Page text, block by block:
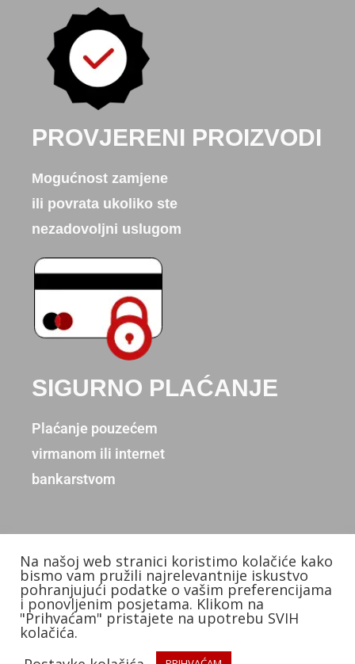
PROVJERENI PROIZVODI
Mogućnost zamjene
ili povrata ukoliko ste
nezadovoljni uslugom
SIGURNO PLAĆANJE
Plaćanje pouzećem
virmanom ili internet
bankarstvom
Copyright © 2026. Donum d.o.o.
Izradio: KB Studios
Na našoj web stranici koristimo kolačiće kako
bismo vam pružili najrelevantnije iskustvo
pohranjujući podatke o vašim preferencijama
i ponovljenim posjetama. Klikom na
"Prihvaćam" pristajete na upotrebu SVIH
kolačića.